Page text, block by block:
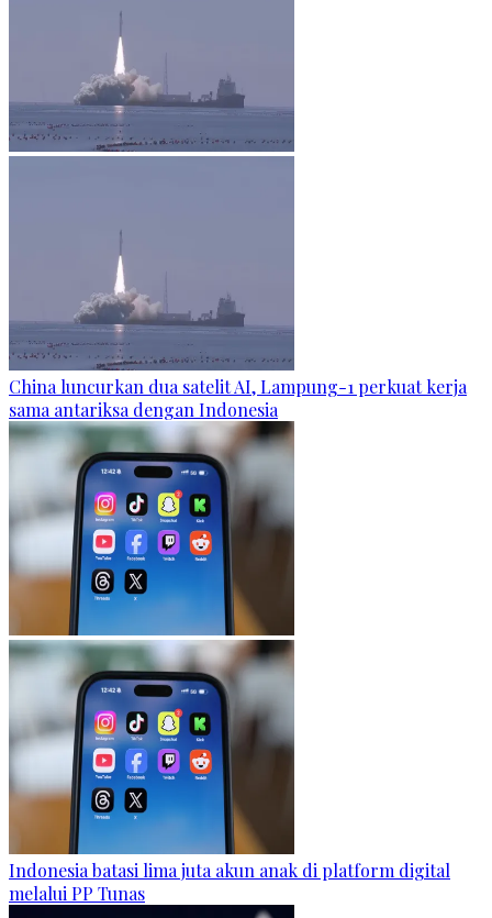
China luncurkan dua satelit AI, Lampung-1 perkuat kerja
sama antariksa dengan Indonesia
Indonesia batasi lima juta akun anak di platform digital
melalui PP Tunas